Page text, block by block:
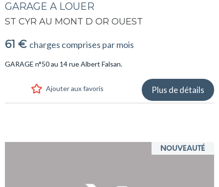
GARAGE A LOUER
ST CYR AU MONT D OR OUEST
61 € charges comprises par mois
GARAGE n°50 au 14 rue Albert Falsan.
Ajouter aux favoris Plus de détails